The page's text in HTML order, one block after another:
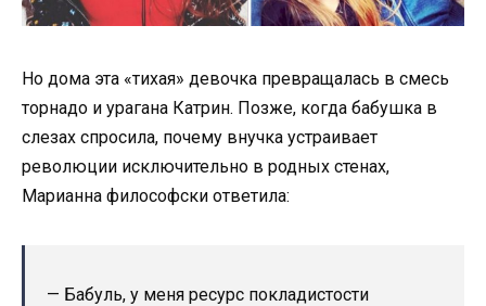
Но дома эта «тихая» девочка превращалась в смесь
торнадо и урагана Катрин. Позже, когда бабушка в
слезах спросила, почему внучка устраивает
революции исключительно в родных стенах,
Марианна философски ответила:
— Бабуль, у меня ресурс покладистости